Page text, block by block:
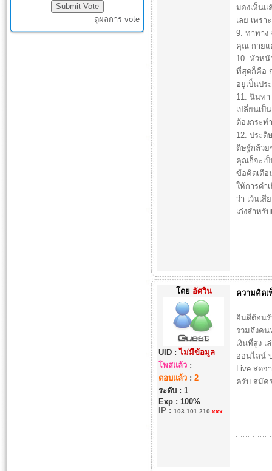
ดูผลการ vote
มองเห็นแ
เลย เพร
9. ท่าทาง
คุณ กายแ
10. หัวหน้
ที่สุดก็คือ
อยู่เป็นปร
11. นินทา
เปลี่ยนเป็
ต้องกระท
12. ประดิ
ดิษฐ์กล้วย
คุณก็จะเป็
ข้อคิดเตือ
ให้การดำ
ว่า เว้นเสี
เก่งสำหรั
โดย อัศวิน
UID :ไม่มีข้อมูล
โพสแล้ว:
ตอบแล้ว: 2
ระดับ : 1
Exp : 100%
IP: 103.101.210. xxx
ความคิด
ยินดีต้อน
รวมถึงคน
เงินที่สูง
ออนไลน์
Live สดจ
ครับ สมัค